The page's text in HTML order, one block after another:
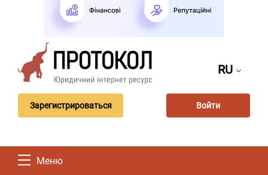
RU
Зарегистрироваться Войти
Меню